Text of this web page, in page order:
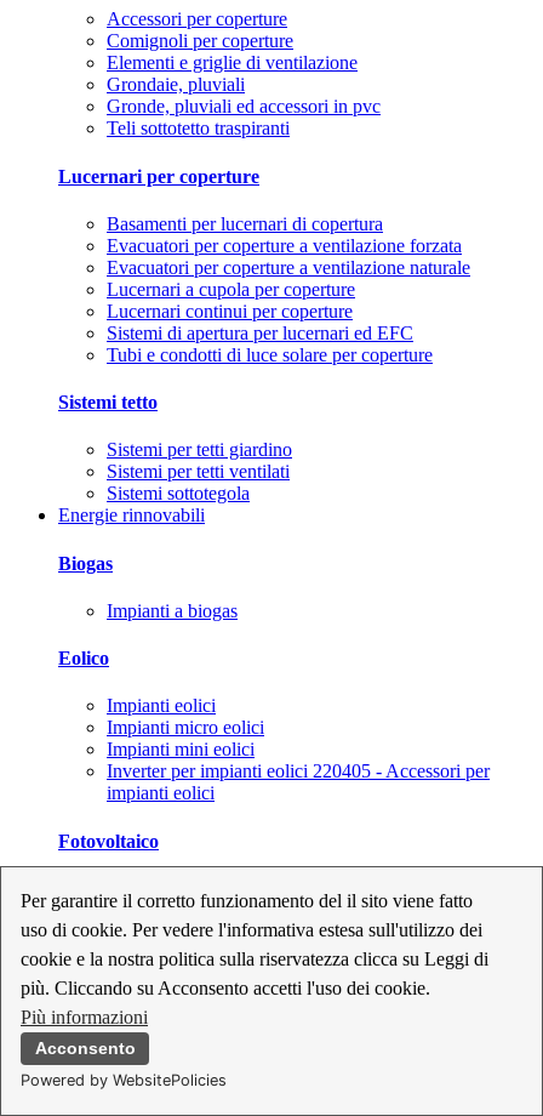
Per garantire il corretto funzionamento del il sito viene fatto
uso di cookie. Per vedere l'informativa estesa sull'utilizzo dei
cookie e la nostra politica sulla riservatezza clicca su Leggi di
più. Cliccando su Acconsento accetti l'uso dei cookie.
Più informazioni
Acconsento
Powered by WebsitePolicies
Accessori per coperture
Comignoli per coperture
Elementi e griglie di ventilazione
Grondaie, pluviali
Gronde, pluviali ed accessori in pvc
Teli sottotetto traspiranti
Lucernari per coperture
Basamenti per lucernari di copertura
Evacuatori per coperture a ventilazione forzata
Evacuatori per coperture a ventilazione naturale
Lucernari a cupola per coperture
Lucernari continui per coperture
Sistemi di apertura per lucernari ed EFC
Tubi e condotti di luce solare per coperture
Sistemi tetto
Sistemi per tetti giardino
Sistemi per tetti ventilati
Sistemi sottotegola
Energie rinnovabili
Biogas
Impianti a biogas
Eolico
Impianti eolici
Impianti micro eolici
Impianti mini eolici
Inverter per impianti eolici 220405 - Accessori per
impianti eolici
Fotovoltaico
Inverter per impianti fotovoltaici
Kit per impianti fotovoltaici
Moduli fotovoltaici
Sistemi di monitoraggio per impianti fotovoltaici
Strumenti di collaudo e configurazione per impianti
fotovoltaici
Supporti per impianti fotovoltaici
Geotermia